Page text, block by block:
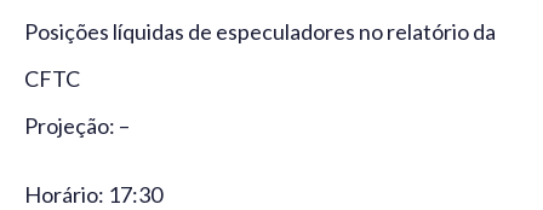
Posições líquidas de especuladores no relatório da
CFTC
Projeção: –
Horário: 17:30